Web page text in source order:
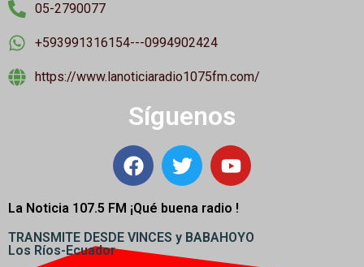
05-2790077
+593991316154---0994902424
https://www.lanoticiaradio1075fm.com/
Síguenos
La Noticia 107.5 FM ¡Qué buena radio !
TRANSMITE DESDE VINCES y BABAHOYO
Los Ríos-Ecuador